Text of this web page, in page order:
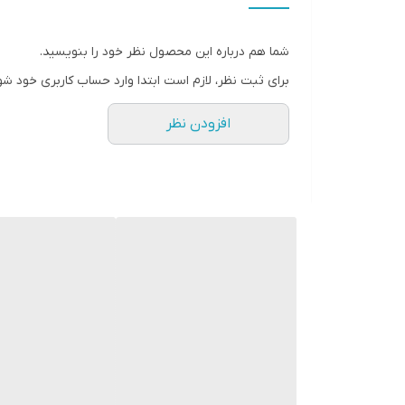
شما هم درباره این محصول نظر خود را بنویسید.
برای ثبت نظر، لازم است ابتدا وارد حساب کاربری خود
افزودن نظر